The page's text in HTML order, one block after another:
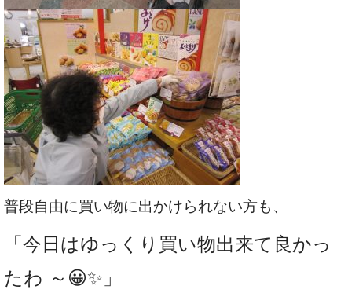
普段自由に買い物に出かけられない方も、
「今日はゆっくり買い物出来て良かっ
たわ ～😀✨」